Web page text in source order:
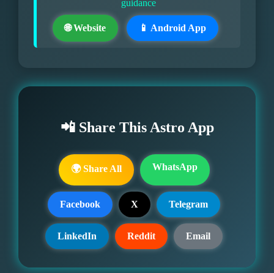
guidance
🌐 Website 📱 Android App
📲 Share This Astro App
🌍 Share All WhatsApp
Facebook X Telegram
LinkedIn Reddit Email